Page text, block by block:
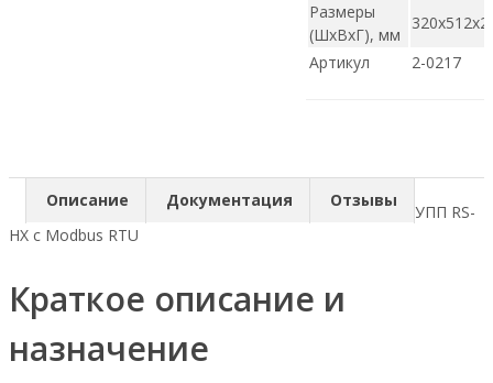
Размеры
(ШxВxГ), мм
Артикул
2-0217
Описание Документация Отзывы
УПП RS-
HX с Modbus RTU
Краткое описание и
назначение